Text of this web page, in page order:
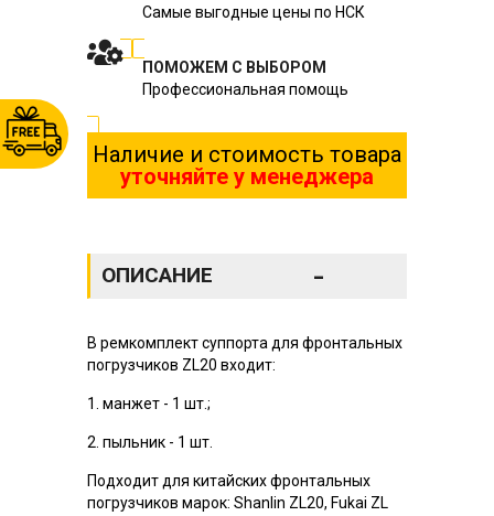
Самые выгодные цены по НСК
ПОМОЖЕМ С ВЫБОРОМ
Профессиональная помощь
Наличие и стоимость товара
уточняйте у менеджера
ОПИСАНИЕ -
В ремкомплект суппорта для фронтальных
погрузчиков ZL20 входит:
1. манжет - 1 шт.;
2. пыльник - 1 шт.
Подходит для китайских фронтальных
погрузчиков марок: Shanlin ZL20, Fukai ZL